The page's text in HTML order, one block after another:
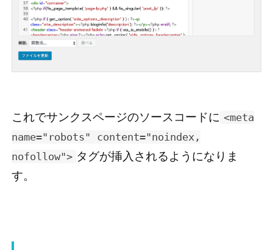
これでサンクスページのソースコードに <meta
name="robots" content="noindex,
nofollow"> タグが挿入されるようになりま
す。